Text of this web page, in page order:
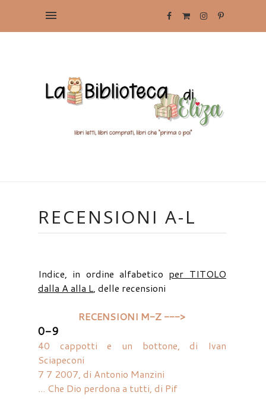
RECENSIONI A-L
Indice, in ordine alfabetico per TITOLO
dalla A alla L, delle recensioni
RECENSIONI M-Z --->
0-9
40 cappotti e un bottone, di Ivan
Sciapeconi
7 7 2007, di Antonio Manzini
... Che Dio perdona a tutti, di Pif